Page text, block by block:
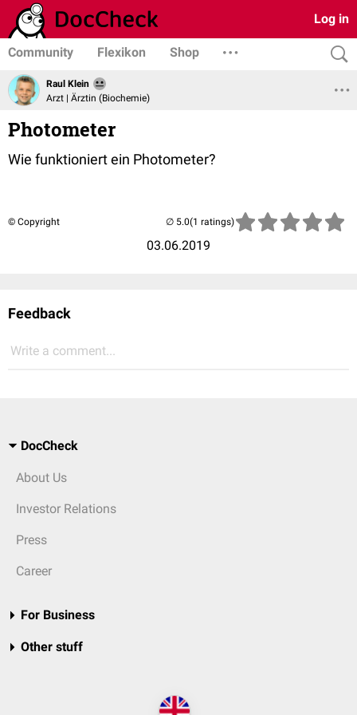
Log in
Community Flexikon Shop
Raul Klein
Arzt | Ärztin (Biochemie)
Photometer
Wie funktioniert ein Photometer?
© Copyright
03.06.2019
(1 ratings)
Feedback
Write a comment...
DocCheck
About Us
Investor Relations
Press
Career
For Business
Other stuff